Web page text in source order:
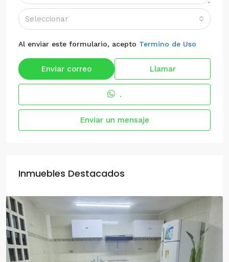
Seleccionar
Al enviar este formulario, acepto Termino de Uso
Enviar correo Llamar
.
Enviar un mensaje
Inmuebles Destacados